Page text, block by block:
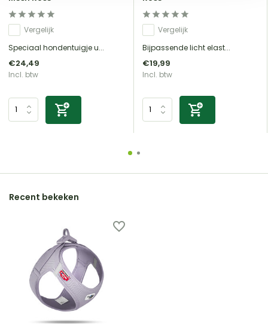
Vergelijk
Speciaal hondentuigje u...
€24,49
Incl. btw
Vergelijk
Bijpassende licht elast...
€19,99
Incl. btw
Recent bekeken